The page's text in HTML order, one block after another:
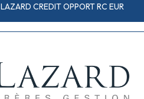
LAZARD CREDIT OPPORT RC EUR